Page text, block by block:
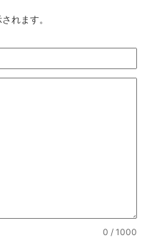
れます。
0 / 1000